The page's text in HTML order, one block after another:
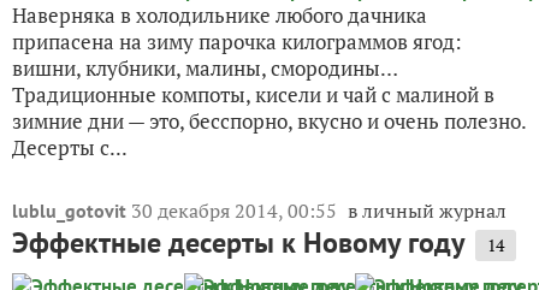
Наверняка в холодильнике любого дачника
припасена на зиму парочка килограммов ягод:
вишни, клубники, малины, смородины…
Традиционные компоты, кисели и чай с малиной в
зимние дни — это, бесспорно, вкусно и очень полезно.
Десерты с...
lublu_gotovit 30 декабря 2014, 00:55 в личный журнал
Эффектные десерты к Новому году 14